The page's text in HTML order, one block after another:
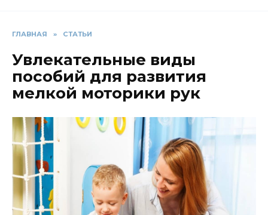
ГЛАВНАЯ » СТАТЬИ
Увлекательные виды
пособий для развития
мелкой моторики рук